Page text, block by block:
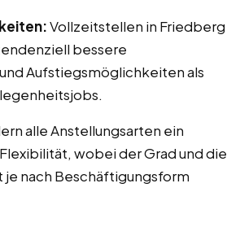
Vollzeitstellen in Friedberg
bessere
Aufstiegsmöglichkeiten als
alle Anstellungsarten ein
wobei der Grad und die
je nach Beschäftigungsform